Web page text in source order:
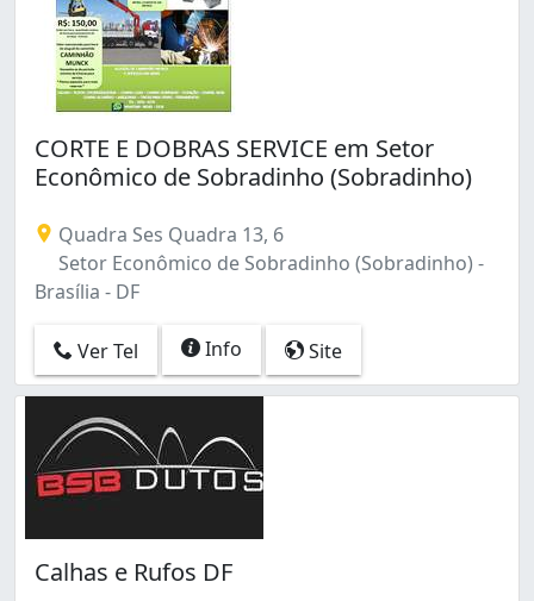
CORTE E DOBRAS SERVICE em Setor
Econômico de Sobradinho (Sobradinho)
Quadra Ses Quadra 13, 6
Setor Econômico de Sobradinho (Sobradinho) -
Brasília - DF
Ver Tel Info Site
Calhas e Rufos DF